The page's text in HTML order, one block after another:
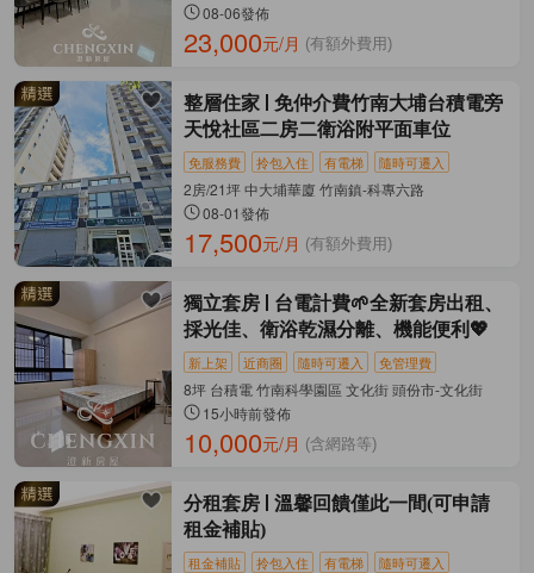
08-06發佈
23,000元/月 (有額外費用)
整層住家
免仲介費竹南大埔台積電旁
天悅社區二房二衛浴附平面車位
免服務費 拎包入住 有電梯 隨時可遷入
2房/21坪 中大埔華廈 竹南鎮-科專六路
08-01發佈
17,500元/月 (有額外費用)
獨立套房
台電計費🌱全新套房出租、
採光佳、衛浴乾濕分離、機能便利💖
新上架 近商圈 隨時可遷入 免管理費
8坪 台積電 竹南科學園區 文化街 頭份市-文化街
15小時前發佈
10,000元/月 (含網路等)
分租套房
溫馨回饋僅此一間(可申請
租金補貼)
租金補貼 拎包入住 有電梯 隨時可遷入